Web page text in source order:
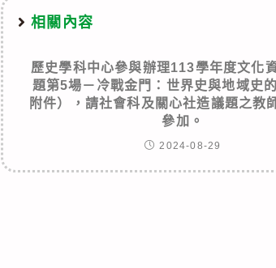
相關內容
歷史學科中心參與辦理113學年度文化
題第5場－冷戰金門：世界史與地域史
附件），請社會科及關心社造議題之教
參加。
2024-08-29